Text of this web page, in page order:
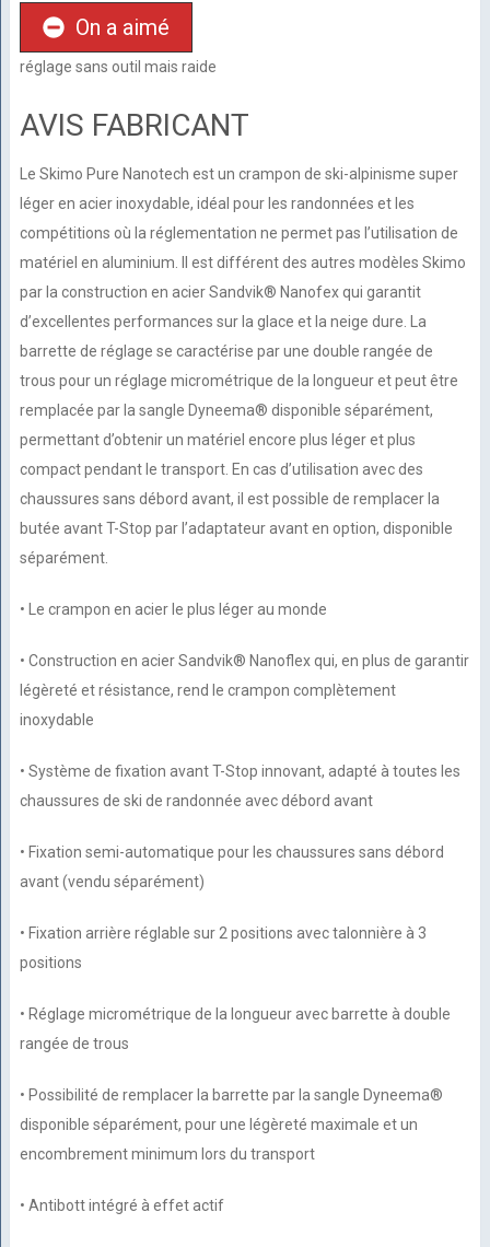
On a aimé
réglage sans outil mais raide
AVIS FABRICANT
Le Skimo Pure Nanotech est un crampon de ski-alpinisme super
léger en acier inoxydable, idéal pour les randonnées et les
compétitions où la réglementation ne permet pas l’utilisation de
matériel en aluminium. Il est différent des autres modèles Skimo
par la construction en acier Sandvik® Nanofex qui garantit
d’excellentes performances sur la glace et la neige dure. La
barrette de réglage se caractérise par une double rangée de
trous pour un réglage micrométrique de la longueur et peut être
remplacée par la sangle Dyneema® disponible séparément,
permettant d’obtenir un matériel encore plus léger et plus
compact pendant le transport. En cas d’utilisation avec des
chaussures sans débord avant, il est possible de remplacer la
butée avant T-Stop par l’adaptateur avant en option, disponible
séparément.
• Le crampon en acier le plus léger au monde
• Construction en acier Sandvik® Nanoflex qui, en plus de garantir
légèreté et résistance, rend le crampon complètement
inoxydable
• Système de fixation avant T-Stop innovant, adapté à toutes les
chaussures de ski de randonnée avec débord avant
• Fixation semi-automatique pour les chaussures sans débord
avant (vendu séparément)
• Fixation arrière réglable sur 2 positions avec talonnière à 3
positions
• Réglage micrométrique de la longueur avec barrette à double
rangée de trous
• Possibilité de remplacer la barrette par la sangle Dyneema®
disponible séparément, pour une légèreté maximale et un
encombrement minimum lors du transport
• Antibott intégré à effet actif